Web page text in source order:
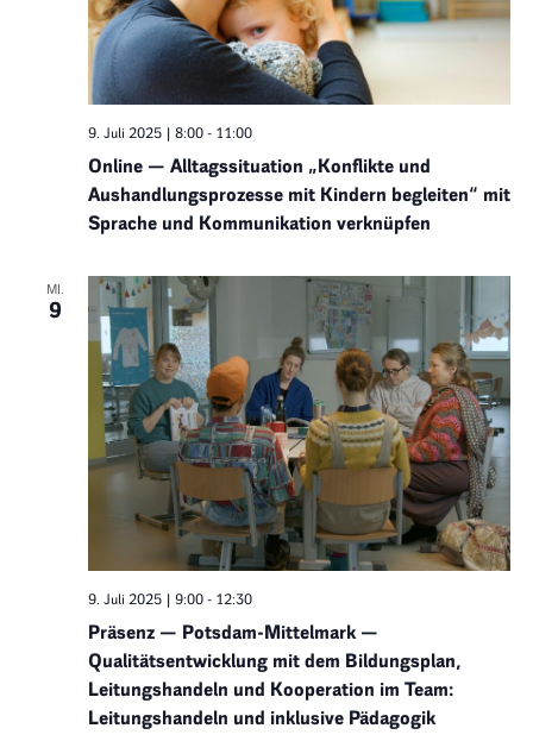
9. Juli 2025 | 8:00- 11:00
Online — Alltagssituation „Konflikte und
Aushandlungsprozesse mit Kindern begleiten“ mit
Sprache und Kommunikation verknüpfen
MI.
9
9. Juli 2025 | 9:00- 12:30
Präsenz — Potsdam-Mittelmark —
Qualitätsentwicklung mit dem Bildungsplan,
Leitungshandeln und Kooperation im Team:
Leitungshandeln und inklusive Pädagogik